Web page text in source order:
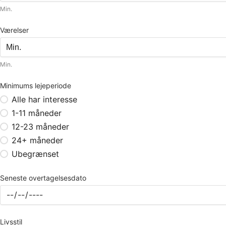
Min.
Værelser
Min.
Minimums lejeperiode
Alle har interesse
1-11 måneder
12-23 måneder
24+ måneder
Ubegrænset
Seneste overtagelsesdato
Livsstil